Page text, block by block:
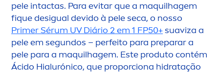
pele intactas. Para evitar que a maquilhagem
fique desigual devido à pele seca, o nosso
Primer Sérum UV Diário 2 em 1 FP50+suaviza a
pele em segundos – perfeito para preparar a
pele para a maquilhagem. Este produto contém
Ácido Hialurónico, que proporciona hidratação